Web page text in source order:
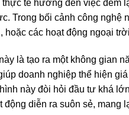
thực tế hướng đến việc đem
Trong bối cảnh công nghệ
hoặc các hoạt động ngoại
là tạo ra một không gian
doanh nghiệp thể hiện
này đòi hỏi đầu tư khá
diễn ra suôn sẻ, mang